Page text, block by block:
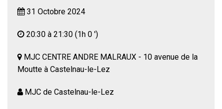
31 Octobre 2024
20:30 à 21:30 (1h 0 ')
MJC CENTRE ANDRE MALRAUX - 10 avenue de la
Moutte à Castelnau-le-Lez
MJC de Castelnau-le-Lez